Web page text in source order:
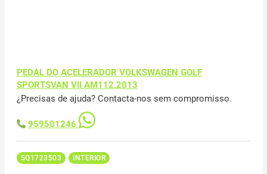
PEDAL DO ACELERADOR VOLKSWAGEN GOLF
SPORTSVAN VII AM112.2013
¿Precisas de ajuda? Contacta-nos sem compromisso.
959501246
5Q1723503 INTERIOR